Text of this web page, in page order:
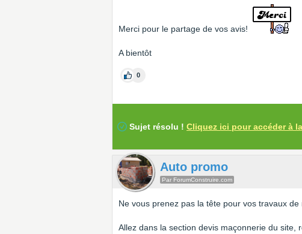
Merci pour le partage de vos avis!
A bientôt
0
Sujet résolu ! Cliquez ici pour accéder à
Auto promo
Par ForumConstruire.com
Ne vous prenez pas la tête pour vos travaux de
Allez dans la section devis maçonnerie du